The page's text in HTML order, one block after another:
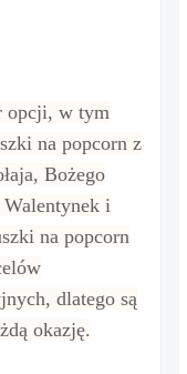
opcji, w tym
na popcorn z
Bożego
i
na popcorn
dlatego są
okazję.